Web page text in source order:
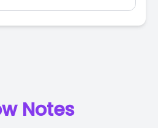
Notes